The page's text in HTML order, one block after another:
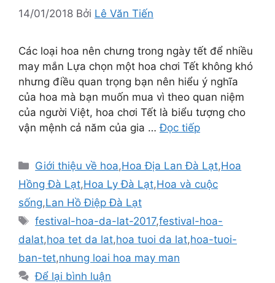
14/01/2018 Bởi Lê Văn Tiến
Các loại hoa nên chưng trong ngày tết để nhiều
may mắn Lựa chọn một hoa chơi Tết không khó
nhưng điều quan trọng bạn nên hiểu ý nghĩa
của hoa mà bạn muốn mua vì theo quan niệm
của người Việt, hoa chơi Tết là biểu tượng cho
vận mệnh cả năm của gia …Đọc tiếp
Danh
mục
Giới thiệu về hoa,Hoa Địa Lan Đà Lạt,Hoa
Hồng Đà Lạt,Hoa Ly Đà Lạt,Hoa và cuộc
sống,Lan Hồ Điệp Đà Lạt
Thẻ
festival-hoa-da-lat-2017,festival-hoa-
dalat,hoa tet da lat,hoa tuoi da lat,hoa-tuoi-
ban-tet,nhung loai hoa may man
Để lại bình luận